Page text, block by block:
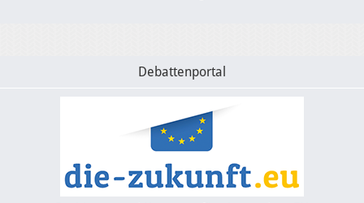
Debattenportal